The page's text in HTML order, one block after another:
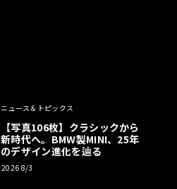
ニュース＆トピックス
【写真106枚】クラシックから
新時代へ。BMW製MINI、25年
のデザイン進化を辿る
2026 8/3